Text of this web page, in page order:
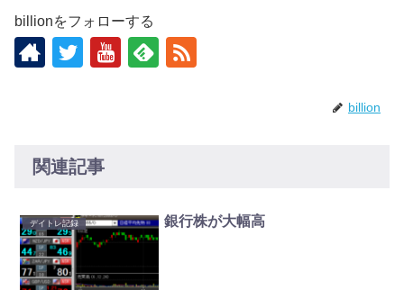
billionをフォローする
billion
関連記事
デイトレ記録 銀行株が大幅高